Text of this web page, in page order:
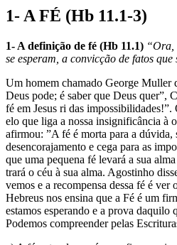
1- A FÉ (Hb 11.1-3)
1- A definição de fé (Hb 11.1) “Ora,
se esperam, a convicção de fatos que
Um homem chamado George Muller
Deus pode; é saber que Deus quer”,
fé em Jesus ri das
elo que liga a nossa insignificância à
afirmou: ”A fé é morta para a dúvida,
desencorajamento e cega para as
que uma pequena fé levará a sua
trará o céu à sua alma. Agostinho
vemos e a recompensa dessa fé é
Hebreus nos ensina que a Fé é um
estamos esperando e a prova daquilo
Podemos compreender pelas